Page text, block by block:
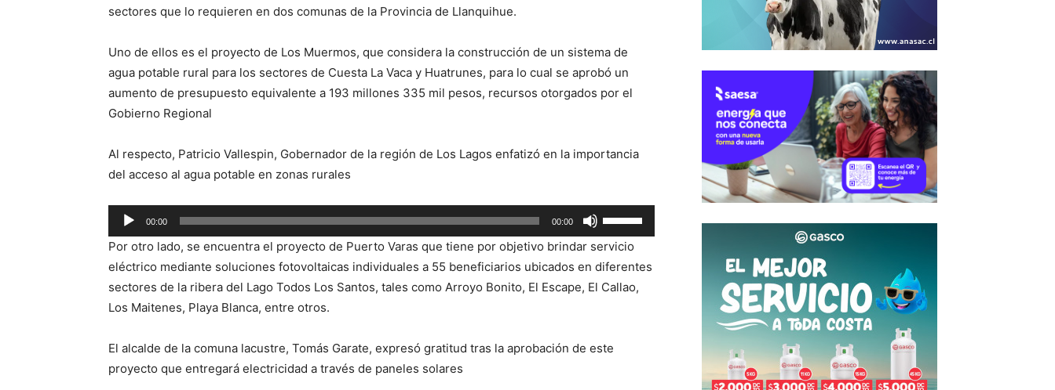
sectores que lo requieren en dos comunas de la Provincia de Llanquihue.
Uno de ellos es el proyecto de Los Muermos, que considera la construcción de un sistema de
agua potable rural para los sectores de Cuesta La Vaca y Huatrunes, para lo cual se aprobó un
aumento de presupuesto equivalente a 193 millones 335 mil pesos, recursos otorgados por el
Gobierno Regional
Al respecto, Patricio Vallespin, Gobernador de la región de Los Lagos enfatizó en la importancia
del acceso al agua potable en zonas rurales
Reproductor
de
audio
00:00 00:00
las
teclas
de
flecha
aumentar
Por otro lado, se encuentra el proyecto de Puerto Varas que tiene por objetivo brindar servicio
eléctrico mediante soluciones fotovoltaicas individuales a 55 beneficiarios ubicados en diferentes
sectores de la ribera del Lago Todos Los Santos, tales como Arroyo Bonito, El Escape, El Callao,
Los Maitenes, Playa Blanca, entre otros.
El alcalde de la comuna lacustre, Tomás Garate, expresó gratitud tras la aprobación de este
proyecto que entregará electricidad a través de paneles solares